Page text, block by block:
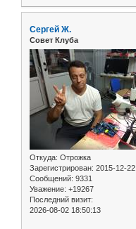
Сергей Ж.
Совет Клуба
Откуда: Отрожка
Зарегистрирован: 2015-12-22
Сообщений: 9331
Уважение: +19267
Последний визит:
2026-08-02 18:50:13